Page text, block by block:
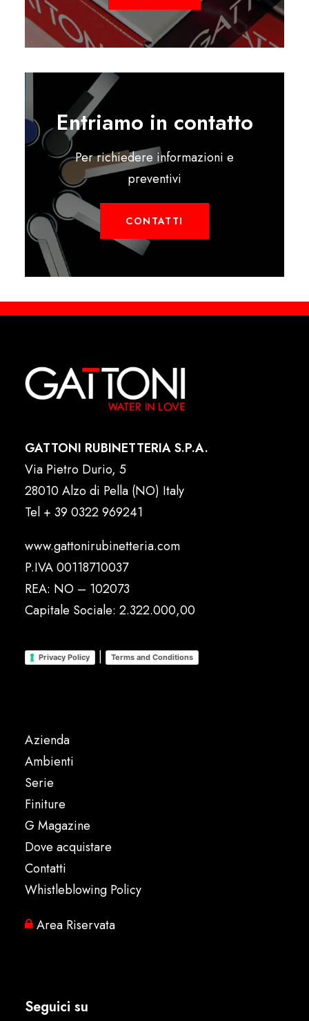
Entriamo in contatto
Per richiedere informazioni e
preventivi
CONTATTI
GATTONI RUBINETTERIA S.P.A.
Via Pietro Durio, 5
28010 Alzo di Pella (NO) Italy
Tel + 39 0322 969241
www.gattonirubinetteria.com
P.IVA 00118710037
REA: NO – 102073
Capitale Sociale: 2.322.000,00
Privacy Policy | Terms and Conditions
Azienda
Ambienti
Serie
Finiture
G Magazine
Dove acquistare
Contatti
Whistleblowing Policy
Area Riservata
Seguici su